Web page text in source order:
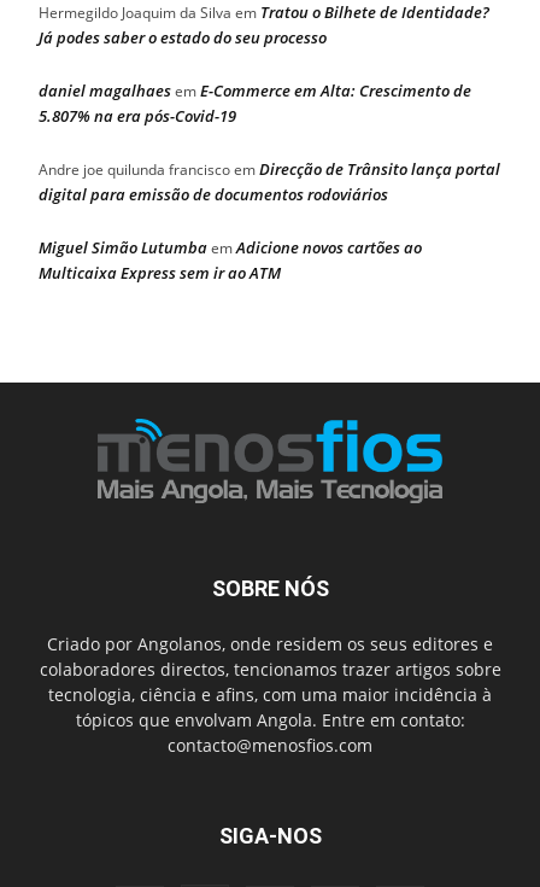
Hermegildo Joaquim da Silva em Tratou o Bilhete de Identidade?
Já podes saber o estado do seu processo
daniel magalhaesemE-Commerce em Alta: Crescimento de
5.807% na era pós-Covid-19
Andre joe quilunda franciscoemDirecção de Trânsito lança portal
digital para emissão de documentos rodoviários
Miguel Simão LutumbaemAdicione novos cartões ao
Multicaixa Express sem ir ao ATM
SOBRE NÓS
Criado por Angolanos, onde residem os seus editores e
colaboradores directos, tencionamos trazer artigos sobre
tecnologia, ciência e afins, com uma maior incidência à
tópicos que envolvam Angola. Entre em contato:
contacto@menosfios.com
SIGA-NOS